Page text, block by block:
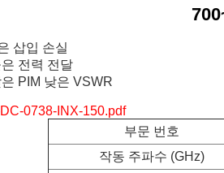
삽입 손실
전력 전달
PIM 낮은 VSWR
0738-INX-150.pdf
부문 번호
작동 주파수 (GHz)